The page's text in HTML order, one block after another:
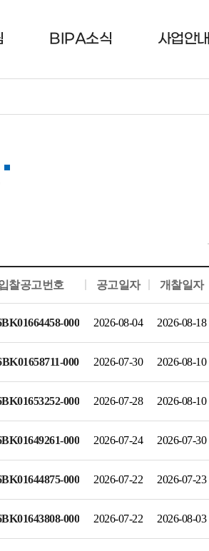
BIPA소식 사업안내
채용공고 입찰공고
찰공고번호 공고일자 개찰일자
000 2026-08-04 2026-08-18
000 2026-07-30 2026-08-10
000 2026-07-28 2026-08-10
000 2026-07-24 2026-07-30
000 2026-07-22 2026-07-23
000 2026-07-22 2026-08-03